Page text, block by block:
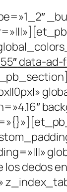
data-ad-
dedos